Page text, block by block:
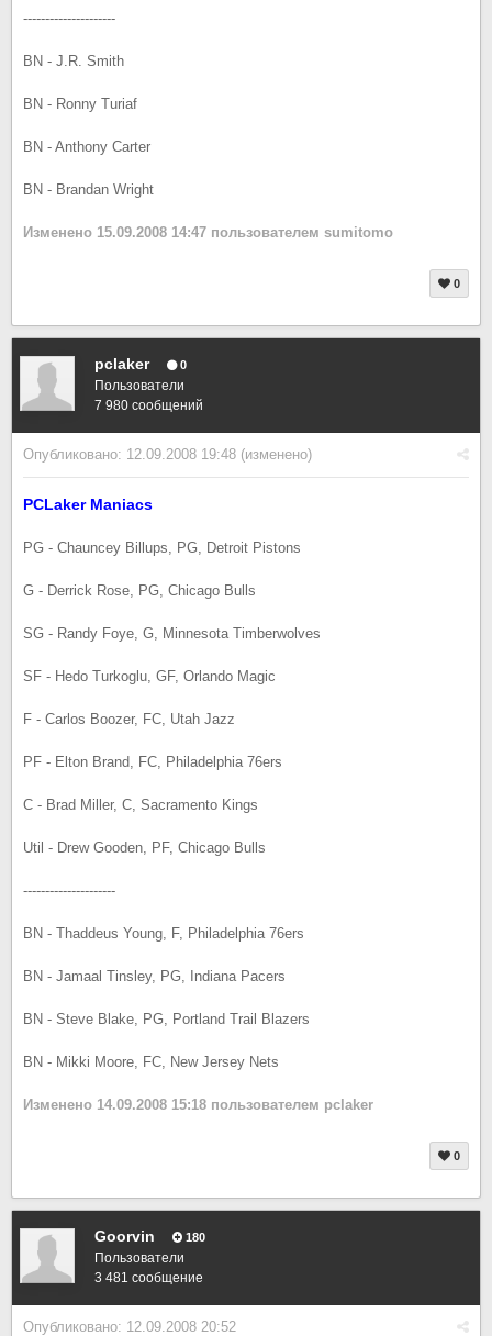
---------------------
BN - J.R. Smith
BN - Ronny Turiaf
BN - Anthony Carter
BN - Brandan Wright
Изменено 15.09.2008 14:47 пользователем sumitomo
0
pclaker 0
Пользователи
7 980 сообщений
Опубликовано: 12.09.2008 19:48 (изменено)
PCLaker Maniacs
PG - Chauncey Billups, PG, Detroit Pistons
G - Derrick Rose, PG, Chicago Bulls
SG - Randy Foye, G, Minnesota Timberwolves
SF - Hedo Turkoglu, GF, Orlando Magic
F - Carlos Boozer, FC, Utah Jazz
PF - Elton Brand, FC, Philadelphia 76ers
C - Brad Miller, С, Sacramento Kings
Util - Drew Gooden, PF, Chicago Bulls
---------------------
BN - Thaddeus Young, F, Philadelphia 76ers
BN - Jamaal Tinsley, PG, Indiana Pacers
BN - Steve Blake, PG, Portland Trail Blazers
BN - Mikki Moore, FC, New Jersey Nets
Изменено 14.09.2008 15:18 пользователем pclaker
0
Goorvin 180
Пользователи
3 481 сообщение
Опубликовано: 12.09.2008 20:52